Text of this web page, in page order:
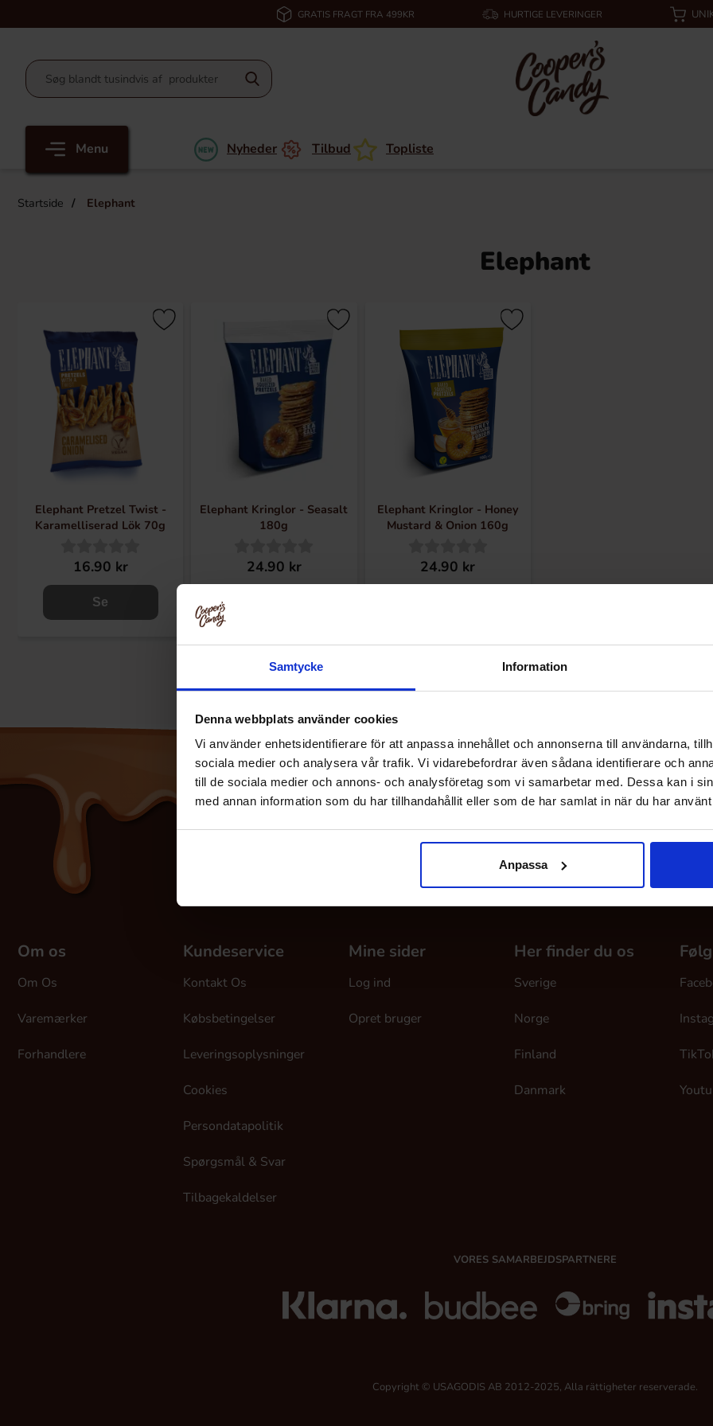
Samtycke Information
Denna webbplats använder cookies
Vi använder enhetsidentifierare för att anpassa innehållet och annonserna till användarna,
sociala medier och analysera vår trafik. Vi vidarebefordrar även sådana identifierare och
till de sociala medier och annons- och analysföretag som vi samarbetar med. Dessa kan i
med annan information som du har tillhandahållit eller som de har samlat in när du har
Anpassa
GRATIS FRAGT FRA 499KR HURTIGE LEVERINGER
Menu Nyheder Tilbud Topliste
Startside Elephant
Elephant
Elephant Pretzel Twist -
Karamelliserad Lök 70g
16.90 kr
Se
Elephant Kringlor - Seasalt
180g
24.90 kr
Elephant Kringlor - Honey
Mustard & Onion 160g
24.90 kr
Om os
Om Os
Varemærker
Forhandlere
Kundeservice
Kontakt Os
Købsbetingelser
Leveringsoplysninger
Cookies
Persondatapolitik
Spørgsmål & Svar
Tilbagekaldelser
Mine sider
Log ind
Opret bruger
Her finder du os
Sverige
Norge
Finland
Danmark
VORES SAMARBEJDSPARTNERE
Copyright © USAGODIS AB 2012-2025, Alla rättigheter reserverade.